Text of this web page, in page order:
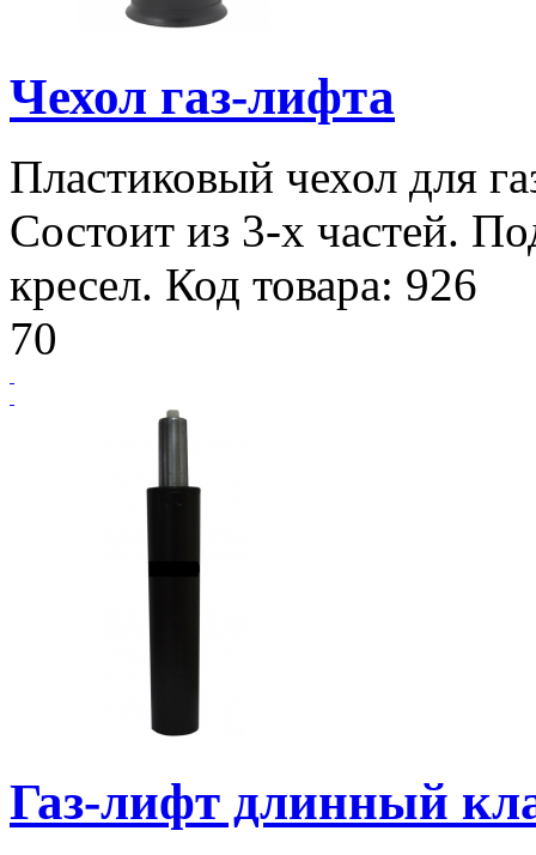
Чехол газ-лифта
Пластиковый чехол для
Состоит из 3-х частей.
кресел. Код товара: 926
70
Газ-лифт длинный